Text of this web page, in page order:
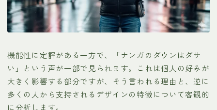
機能性に定評がある一方で、「ナンガのダウンはダサ
い」という声が一部で見られます。これは個人の好みが
大きく影響する部分ですが、そう言われる理由と、逆に
多くの人から支持されるデザインの特徴について客観的
に分析します。